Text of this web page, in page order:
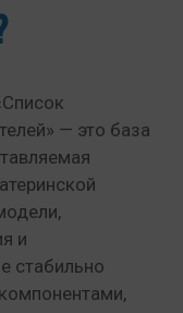
— это база
и
стабильно